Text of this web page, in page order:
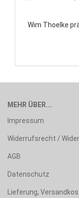
Wim Thoelke
MEHR ÜBER...
Impressum
Widerrufsrecht /
AGB
Datenschutz
Lieferung,